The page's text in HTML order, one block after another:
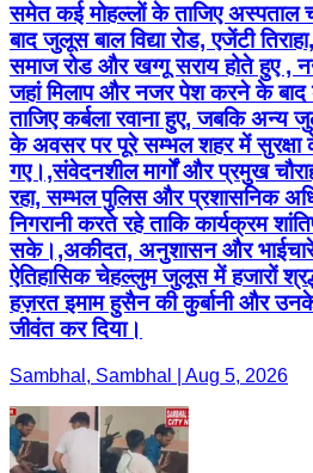
समेत कई मोहल्लों के ताजिए अस्पताल
बाद जुलूस बाल विद्या रोड, एजेंटी
समाज रोड और खग्गू सराय होते हुए ,
जहां मिलाप और नजर पेश करने के
ताजिए कर्बला रवाना हुए, जबकि
के अवसर पर पूरे सम्भल शहर में सुरक्षा
गए।,संवेदनशील मार्गों और प्रमुख
रहा, सम्भल पुलिस और प्रशासनिक
निगरानी करते रहे ताकि कार्यक्रम
सके।,अकीदत, अनुशासन और
ऐतिहासिक चेहल्लुम जुलूस में हजारों
हज़रत इमाम हुसैन की कुर्बानी और
जीवंत कर दिया।
Sambhal, Sambhal | Aug 5, 2026